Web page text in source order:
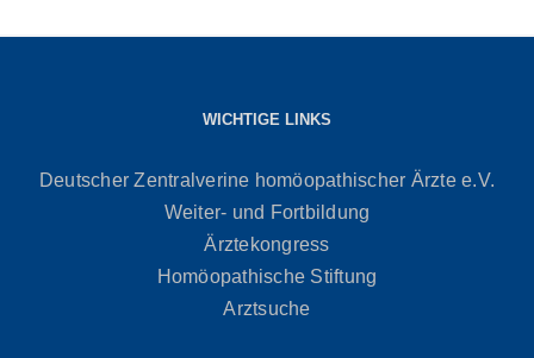
WICHTIGE LINKS
Deutscher Zentralverine homöopathischer Ärzte e.V.
Weiter- und Fortbildung
Ärztekongress
Homöopathische Stiftung
Arztsuche